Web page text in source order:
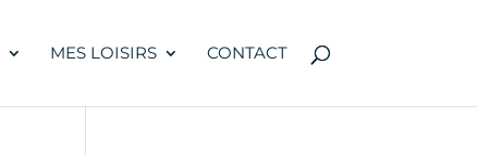
MES LOISIRS CONTACT